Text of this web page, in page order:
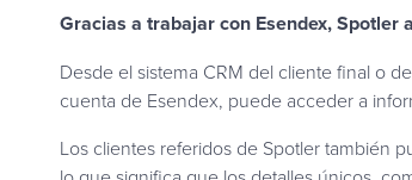
Gracias a trabajar con Esendex,
Desde el sistema CRM del cliente final o
cuenta de Esendex, puede acceder a
Los clientes referidos de Spotler también